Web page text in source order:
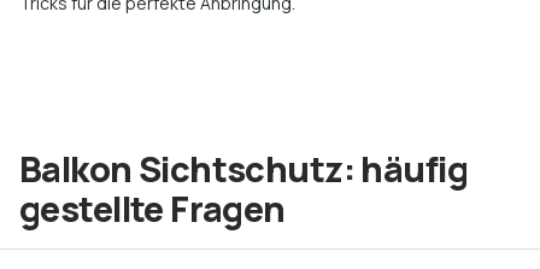
Balkon Sichtschutz: häufig
gestellte Fragen